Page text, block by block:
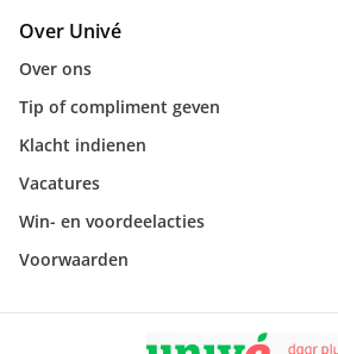
Over Univé
Over ons
Tip of compliment geven
Klacht indienen
Vacatures
Win- en voordeelacties
Voorwaarden